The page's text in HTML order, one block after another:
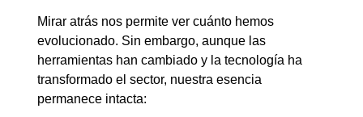
Mirar atrás nos permite ver cuánto hemos
evolucionado. Sin embargo, aunque las
herramientas han cambiado y la tecnología ha
transformado el sector, nuestra esencia
permanece intacta: